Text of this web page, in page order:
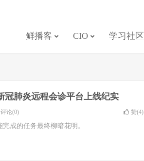
鲜播客 CIO 学习社区
冠肺炎远程会诊平台上线纪实
评论(0) 赞(4)
成的任务最终柳暗花明。